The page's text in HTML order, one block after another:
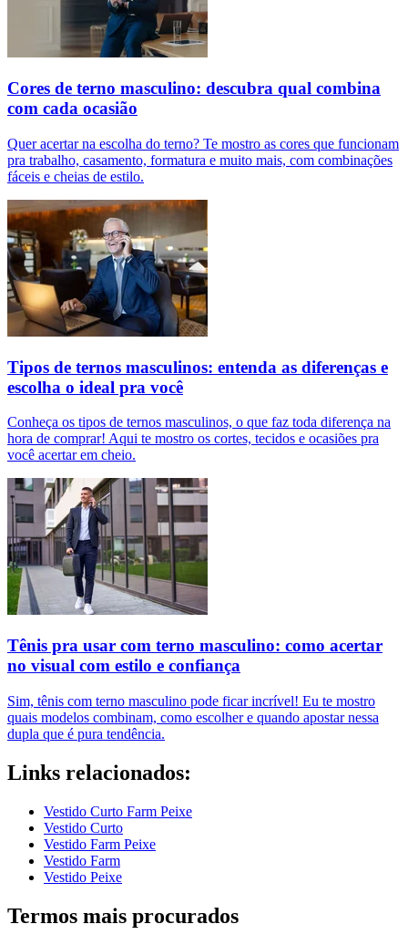
Cores de terno masculino: descubra qual combina
com cada ocasião
Quer acertar na escolha do terno? Te mostro as cores que funcionam
pra trabalho, casamento, formatura e muito mais, com combinações
fáceis e cheias de estilo.
Tipos de ternos masculinos: entenda as diferenças e
escolha o ideal pra você
Conheça os tipos de ternos masculinos, o que faz toda diferença na
hora de comprar! Aqui te mostro os cortes, tecidos e ocasiões pra
você acertar em cheio.
Tênis pra usar com terno masculino: como acertar
no visual com estilo e confiança
Sim, tênis com terno masculino pode ficar incrível! Eu te mostro
quais modelos combinam, como escolher e quando apostar nessa
dupla que é pura tendência.
Links relacionados:
Vestido Curto Farm Peixe
Vestido Curto
Vestido Farm Peixe
Vestido Farm
Vestido Peixe
Termos mais procurados